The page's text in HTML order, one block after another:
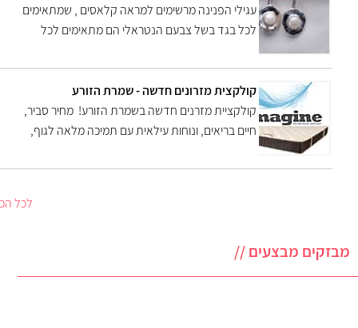
שהגיעה וצלחה את דרכה אף לרשת ה fox news
האמריקאית , בכתבה זו תמצאו מידע וראיון עם
עגילי הפנינה מרשימים למראה קלאסים , שמתאימים
לכל בגד בשל צבעם הנטראלי הם מתאימים לכל
פוריות ומלכות ולכן אין זה פלא שעגילי הפנינה
מבוקשים עי נשים רבות בעול
קולקצית מזרונים חדשה - שמרת הזורע
קולקציית מזרנים חדשה בשמרת הזורע! מחיר סביר,
חיים בריאים, ונוחות עילאית עם תמיכה מלאה לגוף,
החדשה של המזרנים מבית שמרת הזורע
לכל
מבזקים מבצעים //